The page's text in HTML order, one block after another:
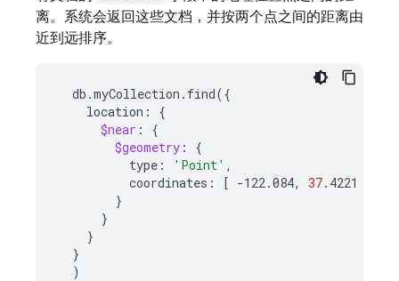
离。系统会返回这些文档，并按两个点之间的距离由
近到远排序。
db.myCollection.find({
location:
{
$near :
{
$geometry :
{
type:
'Point'
coordinates:
[ -122.084, 37.4221
}
}
}
}
)